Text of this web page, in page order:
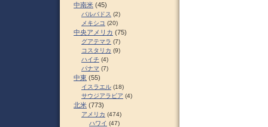
中南米 (45)
バルバドス (2)
メキシコ (20)
中央アメリカ (75)
グアテマラ (7)
コスタリカ (9)
ハイチ (4)
パナマ (7)
中東 (55)
イスラエル (18)
サウジアラビア (4)
北米 (773)
アメリカ (474)
ハワイ (47)